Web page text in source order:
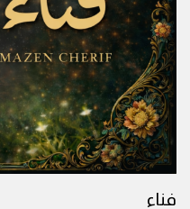
فناء